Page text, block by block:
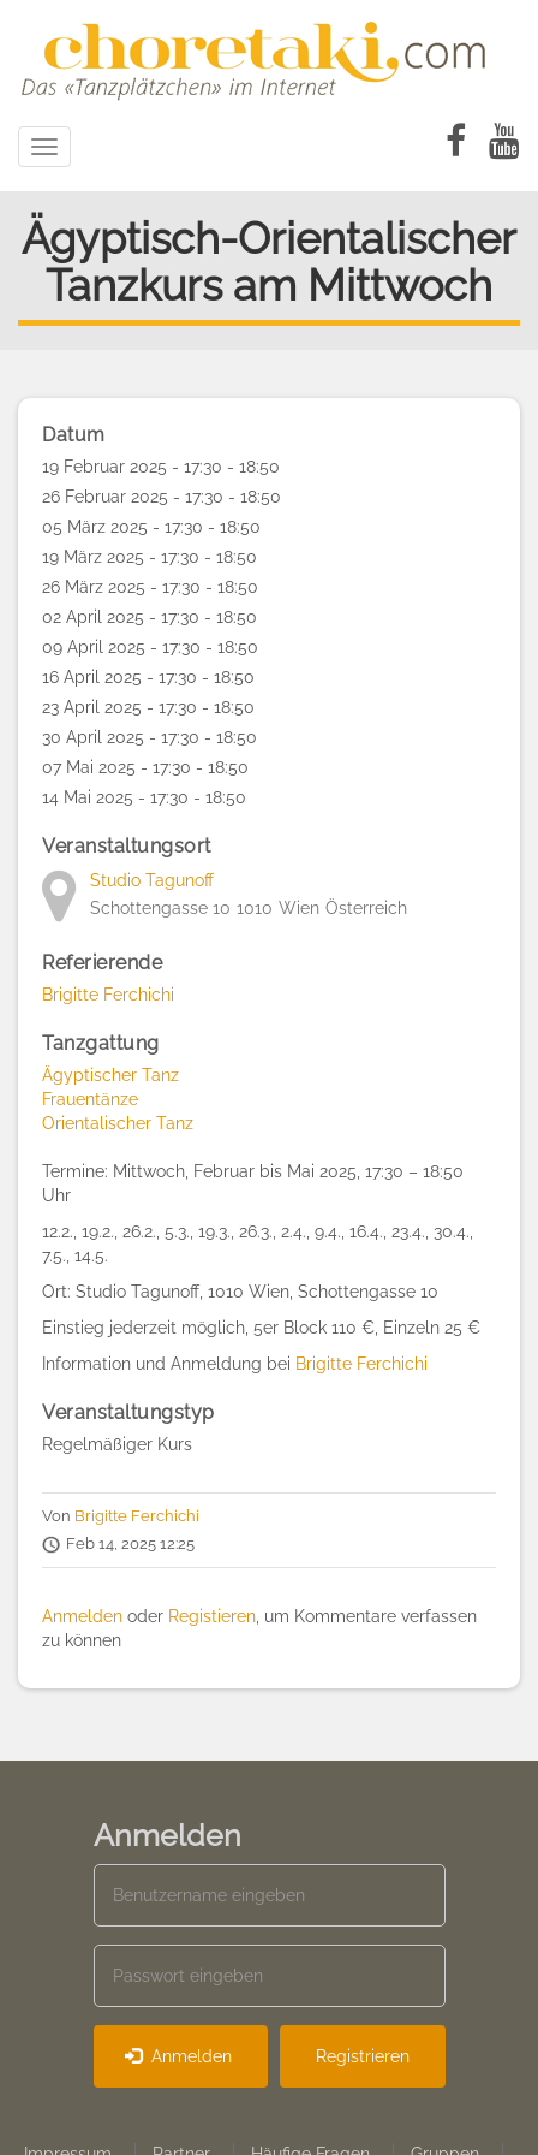
Toggle
navigation
Ägyptisch-Orientalischer
Tanzkurs am Mittwoch
Datum
19 Februar 2025 - 17:30 - 18:50
26 Februar 2025 - 17:30 - 18:50
05 März 2025 - 17:30 - 18:50
19 März 2025 - 17:30 - 18:50
26 März 2025 - 17:30 - 18:50
02 April 2025 - 17:30 - 18:50
09 April 2025 - 17:30 - 18:50
16 April 2025 - 17:30 - 18:50
23 April 2025 - 17:30 - 18:50
30 April 2025 - 17:30 - 18:50
07 Mai 2025 - 17:30 - 18:50
14 Mai 2025 - 17:30 - 18:50
Veranstaltungsort
Studio Tagunoff
Schottengasse 10 1010 Wien Österreich
Referierende
Brigitte Ferchichi
Tanzgattung
Ägyptischer Tanz
Frauentänze
Orientalischer Tanz
Termine: Mittwoch, Februar bis Mai 2025, 17:30 – 18:50
Uhr
12.2., 19.2., 26.2., 5.3., 19.3., 26.3., 2.4., 9.4., 16.4., 23.4., 30.4.,
7.5., 14.5.
Ort: Studio Tagunoff, 1010 Wien, Schottengasse 10
Einstieg jederzeit möglich, 5er Block 110 €, Einzeln 25 €
Information und Anmeldung bei Brigitte Ferchichi
Veranstaltungstyp
Regelmäßiger Kurs
Von Brigitte Ferchichi
Feb 14, 2025 12:25
Anmelden oder Registieren , um Kommentare verfassen
zu können
Anmelden
Anmelden Registrieren